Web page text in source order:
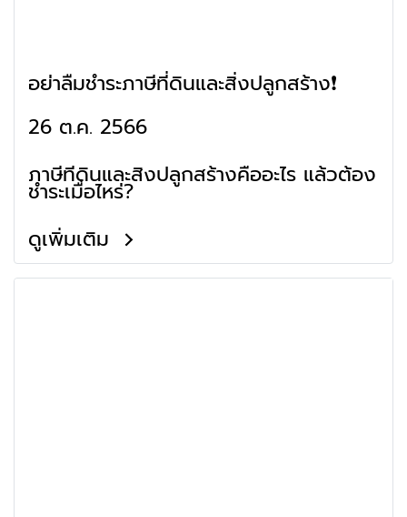
อย่าลืมชำระภาษีที่ดินและสิ่งปลูกสร้าง❗
26 ต.ค. 2566
ภาษีที่ดินและสิ่งปลูกสร้างคืออะไร แล้วต้อง
ชำระเมื่อไหร่?
ดูเพิ่มเติม